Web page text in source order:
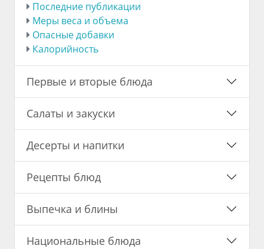
Последние публикации
Меры веса и объема
Опасные добавки
Калорийность
Первые и вторые блюда
Салаты и закуски
Десерты и напитки
Рецепты блюд
Выпечка и блины
Национальные блюда